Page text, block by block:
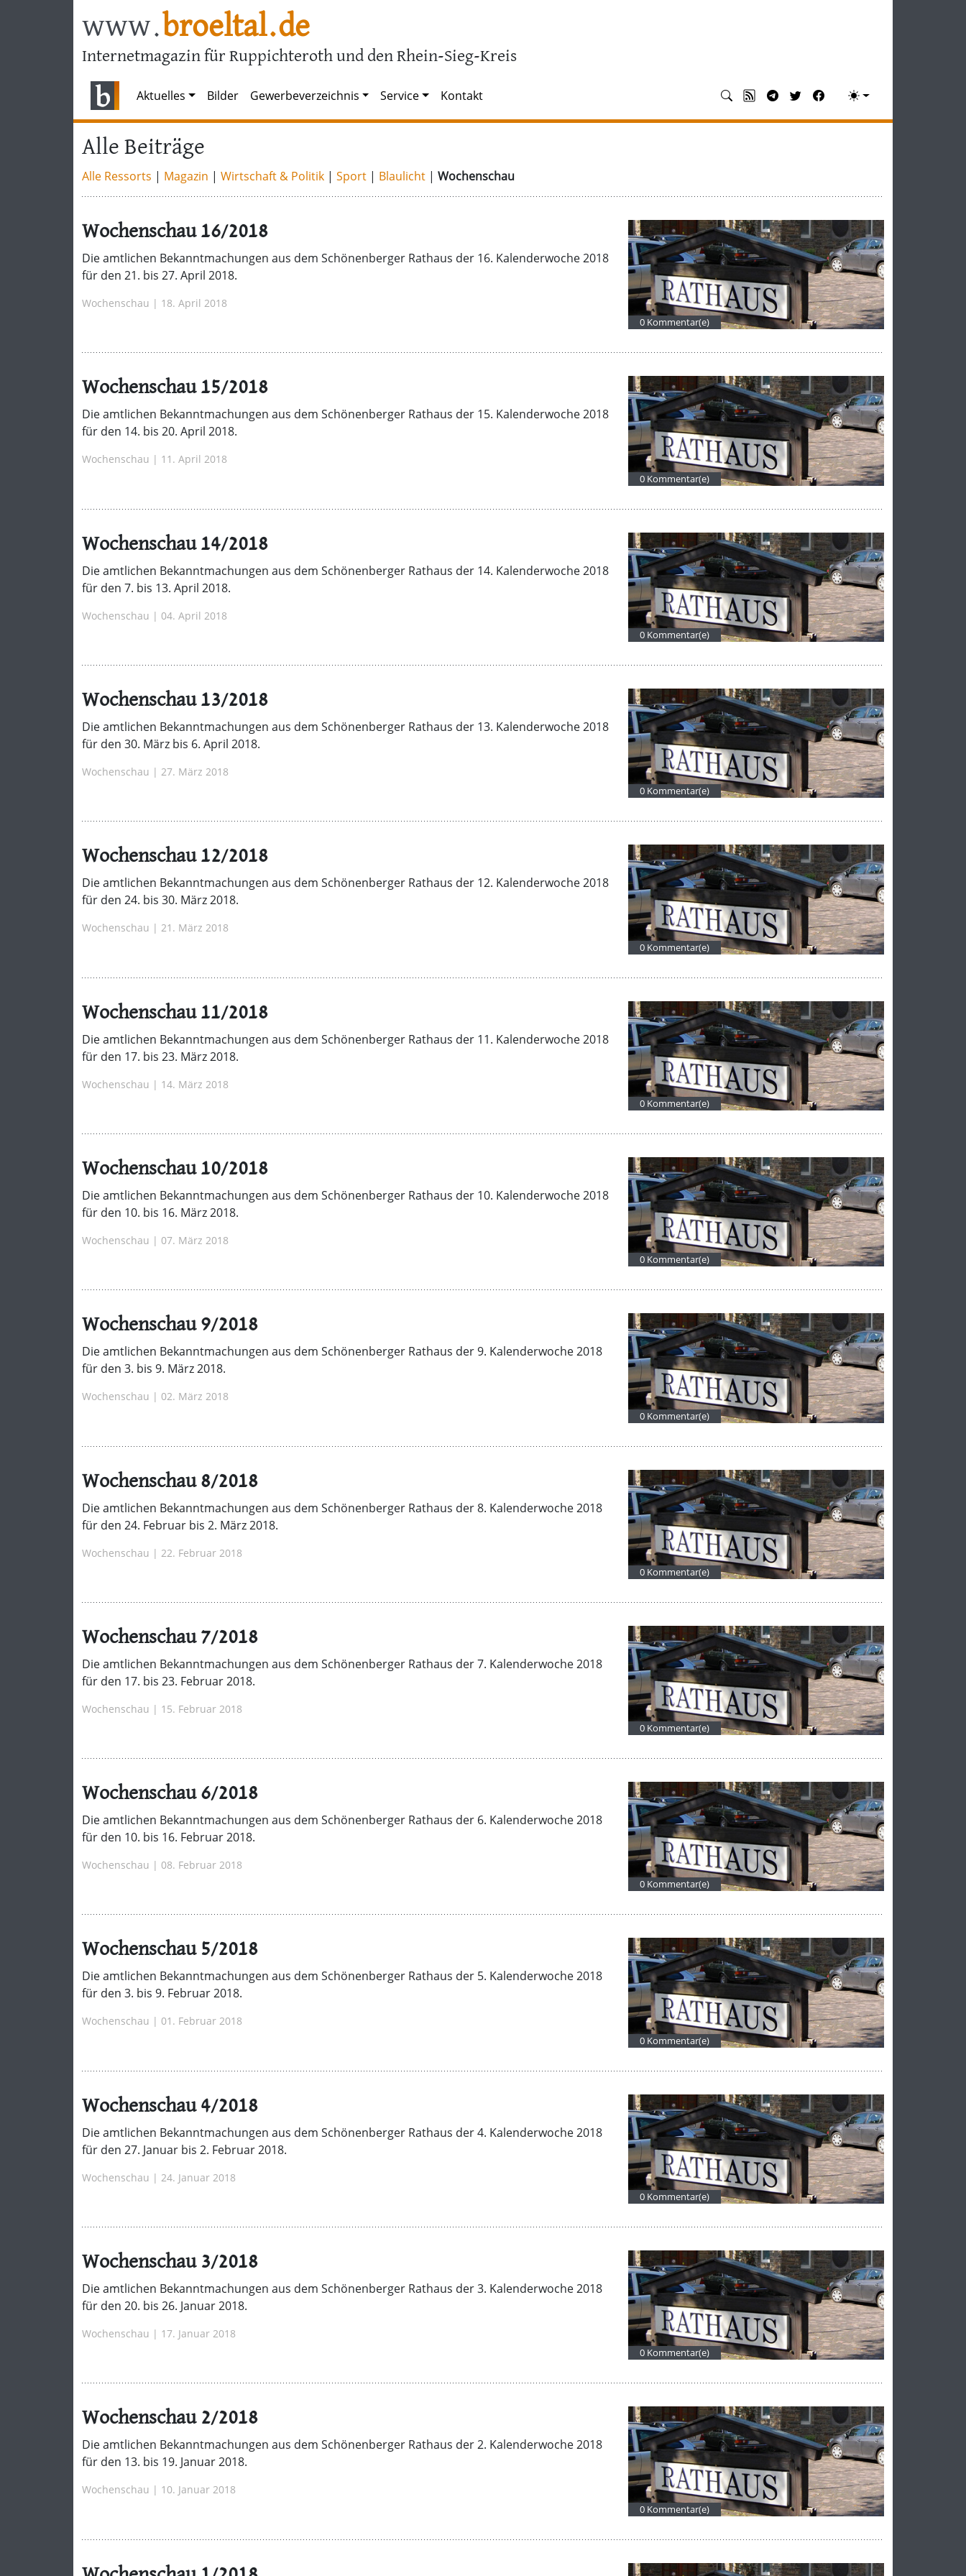
www.broeltal.de
Internetmagazin für Ruppichteroth und den Rhein-Sieg-Kreis
Aktuelles Bilder Gewerbeverzeichnis Service Kontakt
Alle Beiträge
Alle Ressorts | Magazin | Wirtschaft & Politik | Sport | Blaulicht | Wochenschau
Wochenschau 16/2018
Die amtlichen Bekanntmachungen aus dem Schönenberger Rathaus der 16. Kalenderwoche 2018
für den 21. bis 27. April 2018.
Wochenschau | 18. April 2018
0 Kommentar(e)
Wochenschau 15/2018
Die amtlichen Bekanntmachungen aus dem Schönenberger Rathaus der 15. Kalenderwoche 2018
für den 14. bis 20. April 2018.
Wochenschau | 11. April 2018
0 Kommentar(e)
Wochenschau 14/2018
Die amtlichen Bekanntmachungen aus dem Schönenberger Rathaus der 14. Kalenderwoche 2018
für den 7. bis 13. April 2018.
Wochenschau | 04. April 2018
0 Kommentar(e)
Wochenschau 13/2018
Die amtlichen Bekanntmachungen aus dem Schönenberger Rathaus der 13. Kalenderwoche 2018
für den 30. März bis 6. April 2018.
Wochenschau | 27. März 2018
0 Kommentar(e)
Wochenschau 12/2018
Die amtlichen Bekanntmachungen aus dem Schönenberger Rathaus der 12. Kalenderwoche 2018
für den 24. bis 30. März 2018.
Wochenschau | 21. März 2018
0 Kommentar(e)
Wochenschau 11/2018
Die amtlichen Bekanntmachungen aus dem Schönenberger Rathaus der 11. Kalenderwoche 2018
für den 17. bis 23. März 2018.
Wochenschau | 14. März 2018
0 Kommentar(e)
Wochenschau 10/2018
Die amtlichen Bekanntmachungen aus dem Schönenberger Rathaus der 10. Kalenderwoche 2018
für den 10. bis 16. März 2018.
Wochenschau | 07. März 2018
0 Kommentar(e)
Wochenschau 9/2018
Die amtlichen Bekanntmachungen aus dem Schönenberger Rathaus der 9. Kalenderwoche 2018
für den 3. bis 9. März 2018.
Wochenschau | 02. März 2018
0 Kommentar(e)
Wochenschau 8/2018
Die amtlichen Bekanntmachungen aus dem Schönenberger Rathaus der 8. Kalenderwoche 2018
für den 24. Februar bis 2. März 2018.
Wochenschau | 22. Februar 2018
0 Kommentar(e)
Wochenschau 7/2018
Die amtlichen Bekanntmachungen aus dem Schönenberger Rathaus der 7. Kalenderwoche 2018
für den 17. bis 23. Februar 2018.
Wochenschau | 15. Februar 2018
0 Kommentar(e)
Wochenschau 6/2018
Die amtlichen Bekanntmachungen aus dem Schönenberger Rathaus der 6. Kalenderwoche 2018
für den 10. bis 16. Februar 2018.
Wochenschau | 08. Februar 2018
0 Kommentar(e)
Wochenschau 5/2018
Die amtlichen Bekanntmachungen aus dem Schönenberger Rathaus der 5. Kalenderwoche 2018
für den 3. bis 9. Februar 2018.
Wochenschau | 01. Februar 2018
0 Kommentar(e)
Wochenschau 4/2018
Die amtlichen Bekanntmachungen aus dem Schönenberger Rathaus der 4. Kalenderwoche 2018
für den 27. Januar bis 2. Februar 2018.
Wochenschau | 24. Januar 2018
0 Kommentar(e)
Wochenschau 3/2018
Die amtlichen Bekanntmachungen aus dem Schönenberger Rathaus der 3. Kalenderwoche 2018
für den 20. bis 26. Januar 2018.
Wochenschau | 17. Januar 2018
0 Kommentar(e)
Wochenschau 2/2018
Die amtlichen Bekanntmachungen aus dem Schönenberger Rathaus der 2. Kalenderwoche 2018
für den 13. bis 19. Januar 2018.
Wochenschau | 10. Januar 2018
0 Kommentar(e)